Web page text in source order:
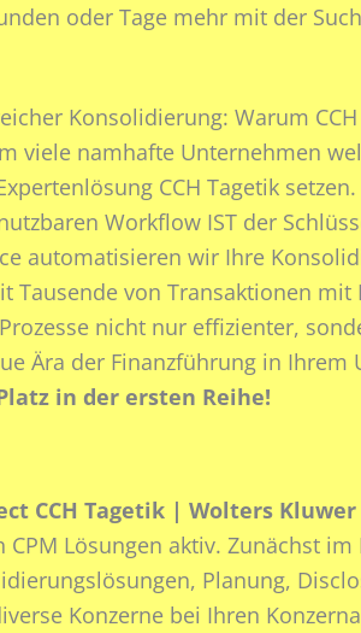
oder Tage mehr mit der
Konsolidierung: Warum
viele namhafte Unternehmen
CCH Tagetik setzen.
Workflow IST der
automatisieren wir Ihre
Tausende von Transaktionen mit
nicht nur effizienter,
Ära der Finanzführung in Ihrem
in der ersten Reihe!
CCH Tagetik | Wolters Kluwer
Lösungen aktiv. Zunächst
Planung,
Konzerne bei Ihren